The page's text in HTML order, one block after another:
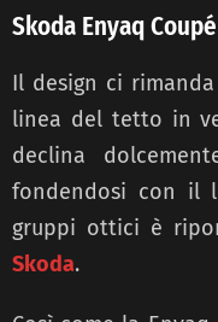
Skoda Enyaq
Il design ci
linea del tetto in
declina
fondendosi con il
gruppi ottici è
Skoda.